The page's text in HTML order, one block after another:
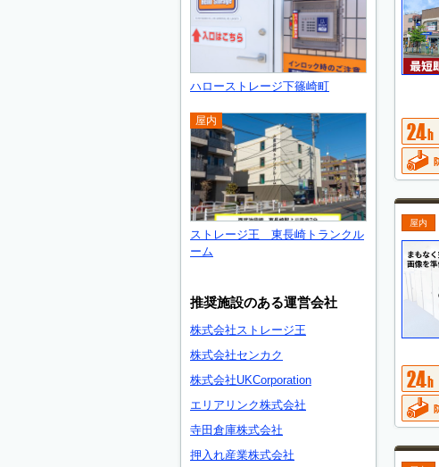
屋内
ハローストレージ下篠崎町
屋内
ストレージ王 東長崎トランクル
ーム
推奨施設のある運営会社
株式会社ストレージ王
株式会社センカク
株式会社UKCorporation
エリアリンク株式会社
寺田倉庫株式会社
押入れ産業株式会社